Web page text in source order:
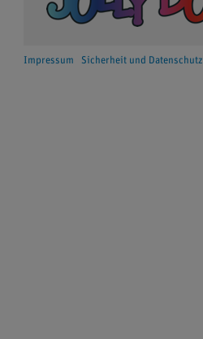
Impressum Sicherheit und Datenschutz